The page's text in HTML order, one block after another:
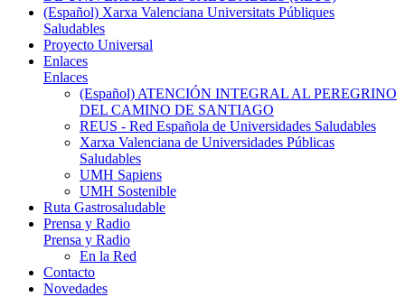
(Español) Xarxa Valenciana Universitats Públiques
Saludables
Proyecto Universal
Enlaces
Enlaces
(Español) ATENCIÓN INTEGRAL AL PEREGRINO
DEL CAMINO DE SANTIAGO
REUS - Red Española de Universidades Saludables
Xarxa Valenciana de Universidades Públicas
Saludables
UMH Sapiens
UMH Sostenible
Ruta Gastrosaludable
Prensa y Radio
Prensa y Radio
En la Red
Contacto
Novedades